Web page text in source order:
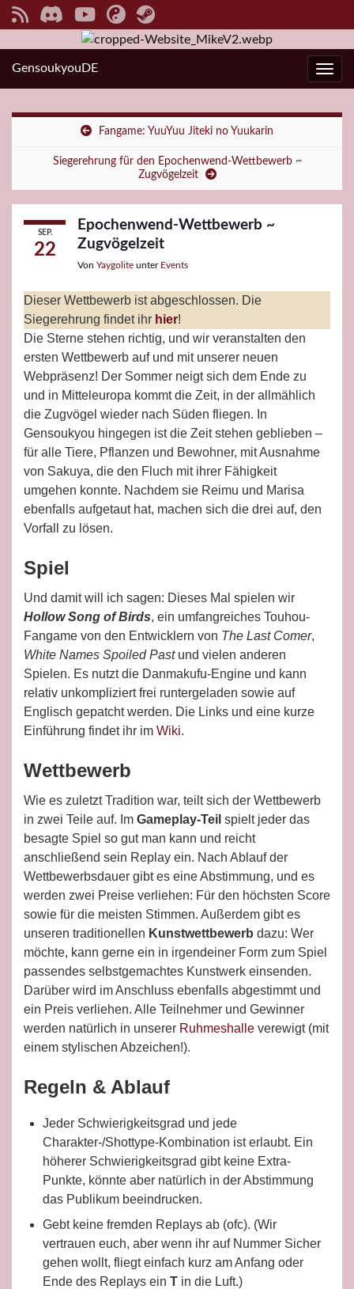
GensoukyouDE
Fangame: YuuYuu Jiteki no Yuukarin
Siegerehrung für den Epochenwend-Wettbewerb ~
Zugvögelzeit
SEP.
22
Epochenwend-Wettbewerb ~
Zugvögelzeit
Von Yaygolite unter Events
Dieser Wettbewerb ist abgeschlossen. Die
Siegerehrung findet ihr hier!
Die Sterne stehen richtig, und wir veranstalten den
ersten Wettbewerb auf und mit unserer neuen
Webpräsenz! Der Sommer neigt sich dem Ende zu
und in Mitteleuropa kommt die Zeit, in der allmählich
die Zugvögel wieder nach Süden fliegen. In
Gensoukyou hingegen ist die Zeit stehen geblieben –
für alle Tiere, Pflanzen und Bewohner, mit Ausnahme
von Sakuya, die den Fluch mit ihrer Fähigkeit
umgehen konnte. Nachdem sie Reimu und Marisa
ebenfalls aufgetaut hat, machen sich die drei auf, den
Vorfall zu lösen.
Spiel
Und damit will ich sagen: Dieses Mal spielen wir
Hollow Song of Birds, ein umfangreiches Touhou-
Fangame von den Entwicklern von The Last Comer,
White Names Spoiled Pastund vielen anderen
Spielen. Es nutzt die Danmakufu-Engine und kann
relativ unkompliziert frei runtergeladen sowie auf
Englisch gepatcht werden. Die Links und eine kurze
Einführung findet ihr im Wiki.
Wettbewerb
Wie es zuletzt Tradition war, teilt sich der Wettbewerb
in zwei Teile auf. Im Gameplay-Teil spielt jeder das
besagte Spiel so gut man kann und reicht
anschließend sein Replay ein. Nach Ablauf der
Wettbewerbsdauer gibt es eine Abstimmung, und es
werden zwei Preise verliehen: Für den höchsten Score
sowie für die meisten Stimmen. Außerdem gibt es
unseren traditionellen Kunstwettbewerb dazu: Wer
möchte, kann gerne ein in irgendeiner Form zum Spiel
passendes selbstgemachtes Kunstwerk einsenden.
Darüber wird im Anschluss ebenfalls abgestimmt und
ein Preis verliehen. Alle Teilnehmer und Gewinner
werden natürlich in unserer Ruhmeshalle verewigt (mit
einem stylischen Abzeichen!).
Regeln & Ablauf
Jeder Schwierigkeitsgrad und jede
Charakter-/Shottype-Kombination ist erlaubt. Ein
höherer Schwierigkeitsgrad gibt keine Extra-
Punkte, könnte aber natürlich in der Abstimmung
das Publikum beeindrucken.
Gebt keine fremden Replays ab (ofc). (Wir
vertrauen euch, aber wenn ihr auf Nummer Sicher
gehen wollt, fliegt einfach kurz am Anfang oder
Ende des Replays ein T in die Luft.)